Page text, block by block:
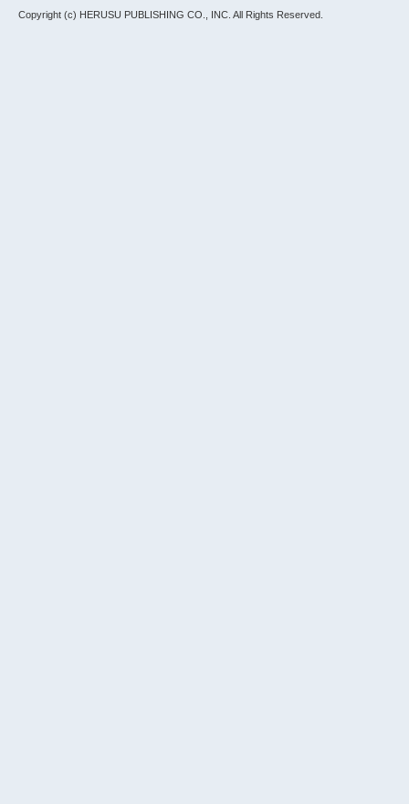
Copyright (c) HERUSU PUBLISHING CO., INC. All Rights Reserved.